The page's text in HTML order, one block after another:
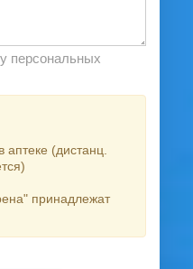
аптеке (дистанц.
принадлежат